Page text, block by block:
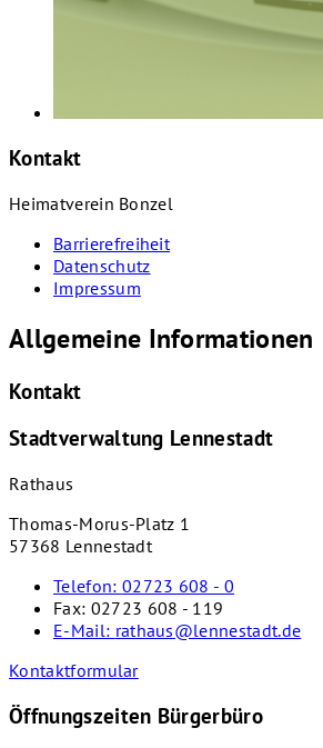
Kontakt
Heimatverein Bonzel
Barrierefreiheit
Datenschutz
Impressum
Allgemeine Informationen
Kontakt
Stadtverwaltung Lennestadt
Rathaus
Thomas-Morus-Platz 1
57368 Lennestadt
Telefon: 02723 608 - 0
Fax: 02723 608 - 119
E-Mail: rathaus@lennestadt.de
Kontaktformular
Öffnungszeiten Bürgerbüro